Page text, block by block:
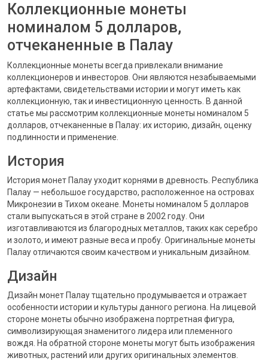
Коллекционные монеты
номиналом 5 долларов,
отчеканенные в Палау
Коллекционные монеты всегда привлекали внимание
коллекционеров и инвесторов. Они являются незабываемыми
артефактами, свидетельствами истории и могут иметь как
коллекционную, так и инвестиционную ценность. В данной
статье мы рассмотрим коллекционные монеты номиналом 5
долларов, отчеканенные в Палау: их историю, дизайн, оценку
подлинности и применение.
История
История монет Палау уходит корнями в древность. Республика
Палау — небольшое государство, расположенное на островах
Микронезии в Тихом океане. Монеты номиналом 5 долларов
стали выпускаться в этой стране в 2002 году. Они
изготавливаются из благородных металлов, таких как серебро
и золото, и имеют разные веса и пробу. Оригинальные монеты
Палау отличаются своим качеством и уникальным дизайном.
Дизайн
Дизайн монет Палау тщательно продумывается и отражает
особенности истории и культуры данного региона. На лицевой
стороне монеты обычно изображена портретная фигура,
символизирующая знаменитого лидера или племенного
вождя. На обратной стороне монеты могут быть изображения
животных, растений или других оригинальных элементов.